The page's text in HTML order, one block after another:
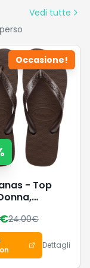
districa e
lascia la
morbida e
liscia, 1L
Vedi tutte
Occasione!
- Top
€24.00€
Dettagli